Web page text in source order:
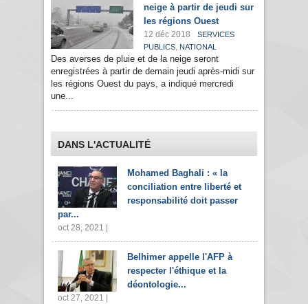
neige à partir de jeudi sur
les régions Ouest
12 déc 2018
SERVICES
PUBLICS, NATIONAL
Des averses de pluie et de la neige seront
enregistrées à partir de demain jeudi après-midi sur
les régions Ouest du pays, a indiqué mercredi
une...
DANS L'ACTUALITÉ
Mohamed Baghali : « la
conciliation entre liberté et
responsabilité doit passer
par...
oct 28, 2021 |
Belhimer appelle l'AFP à
respecter l'éthique et la
déontologie...
oct 27, 2021 |